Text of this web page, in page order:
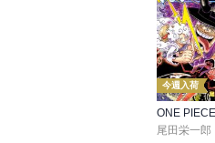
今週入荷
尾田栄一郎